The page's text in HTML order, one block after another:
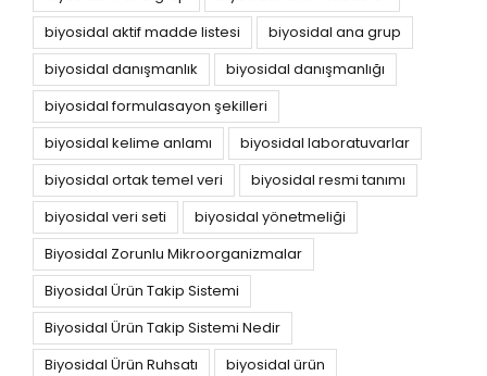
biyosidal aktif madde listesi
biyosidal ana grup
biyosidal danışmanlık
biyosidal danışmanlığı
biyosidal formulasayon şekilleri
biyosidal kelime anlamı
biyosidal laboratuvarlar
biyosidal ortak temel veri
biyosidal resmi tanımı
biyosidal veri seti
biyosidal yönetmeliği
Biyosidal Zorunlu Mikroorganizmalar
Biyosidal Ürün Takip Sistemi
Biyosidal Ürün Takip Sistemi Nedir
Biyosidal Ürün Ruhsatı
biyosidal ürün